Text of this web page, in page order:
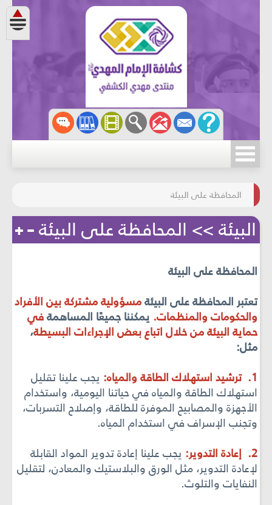
مسابقة الركب الحسينيّ
المحافظة على البيئة
البيئة >> المحافظة على البيئة
المحافظة على البيئة
تعتبر المحافظة على البيئةمسؤولية مشتركة بين الأفراد
والحكومات والمنظمات. يمكننا جميعًا المساهمةفي
حماية البيئة من خلال اتباع بعض الإجراءات البسيطة،
مثل:
1. ترشيد استهلاك الطاقة والمياه:
يجب علينا تقليل
استهلاك الطاقة والمياه في حياتنا اليومية، واستخدام
الأجهزة والمصابيح الموفرة للطاقة، وإصلاح التسربات،
وتجنب الإسراف في استخدام المياه.
2. إعادة
التدوير: يجب علينا إعادة تدوير المواد القابلة
لإعادة التدوير، مثل الورق والبلاستيك والمعادن، لتقليل
النفايات والتلوث.